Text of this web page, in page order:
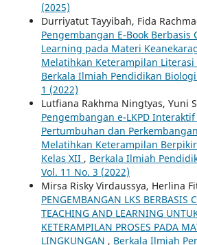
(2025)
Durriyatut Tayyibah, Fida
Pengembangan E-Book Berbasis
Learning pada Materi
Melatihkan Keterampilan Literasi
Berkala Ilmiah Pendidikan
1 (2022)
Lutfiana Rakhma Ningtyas, Yuni
Pengembangan e-LKPD
Pertumbuhan dan
Melatihkan Keterampilan
Kelas XII , Berkala Ilmiah
Vol. 11 No. 3 (2022)
Mirsa Risky Virdaussya, Herlina
PENGEMBANGAN LKS BERBASIS
TEACHING AND LEARNING
KETERAMPILAN PROSES PADA
LINGKUNGAN , Berkala Ilmiah